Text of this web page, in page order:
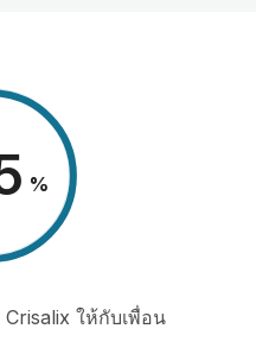
%
ให้กับเพื่อน